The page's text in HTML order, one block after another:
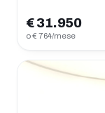
€ 31.950
o € 764/mese